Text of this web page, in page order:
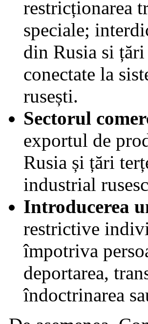
restricționarea
speciale;
din Rusia si
conectate la
rusești.
Sectorul
exportul de
Rusia și țări
industrial
Introducerea
restrictive
împotriva
deportarea,
îndoctrinarea